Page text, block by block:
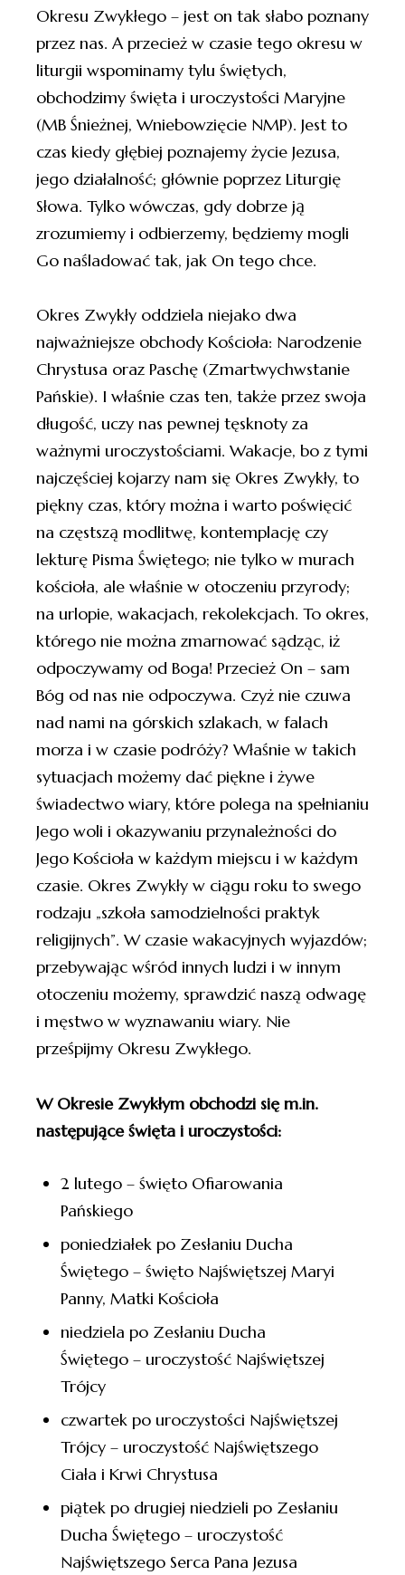
Okresu Zwykłego – jest on tak słabo poznany
przez nas. A przecież w czasie tego okresu w
liturgii wspominamy tylu świętych,
obchodzimy święta i uroczystości Maryjne
(MB Śnieżnej, Wniebowzięcie NMP). Jest to
czas kiedy głębiej poznajemy życie Jezusa,
jego działalność; głównie poprzez Liturgię
Słowa. Tylko wówczas, gdy dobrze ją
zrozumiemy i odbierzemy, będziemy mogli
Go naśladować tak, jak On tego chce.
Okres Zwykły oddziela niejako dwa
najważniejsze obchody Kościoła: Narodzenie
Chrystusa oraz Paschę (Zmartwychwstanie
Pańskie). I właśnie czas ten, także przez swoja
długość, uczy nas pewnej tęsknoty za
ważnymi uroczystościami. Wakacje, bo z tymi
najczęściej kojarzy nam się Okres Zwykły, to
piękny czas, który można i warto poświęcić
na częstszą modlitwę, kontemplację czy
lekturę Pisma Świętego; nie tylko w murach
kościoła, ale właśnie w otoczeniu przyrody;
na urlopie, wakacjach, rekolekcjach. To okres,
którego nie można zmarnować sądząc, iż
odpoczywamy od Boga! Przecież On – sam
Bóg od nas nie odpoczywa. Czyż nie czuwa
nad nami na górskich szlakach, w falach
morza i w czasie podróży? Właśnie w takich
sytuacjach możemy dać piękne i żywe
świadectwo wiary, które polega na spełnianiu
Jego woli i okazywaniu przynależności do
Jego Kościoła w każdym miejscu i w każdym
czasie. Okres Zwykły w ciągu roku to swego
rodzaju „szkoła samodzielności praktyk
religijnych”. W czasie wakacyjnych wyjazdów;
przebywając wśród innych ludzi i w innym
otoczeniu możemy, sprawdzić naszą odwagę
i męstwo w wyznawaniu wiary. Nie
prześpijmy Okresu Zwykłego.
W Okresie Zwykłym obchodzi się m.in.
następujące święta i uroczystości:
2 lutego – święto Ofiarowania
Pańskiego
poniedziałek po Zesłaniu Ducha
Świętego – święto Najświętszej Maryi
Panny, Matki Kościoła
niedziela po Zesłaniu Ducha
Świętego – uroczystość Najświętszej
Trójcy
czwartek po uroczystości Najświętszej
Trójcy – uroczystość Najświętszego
Ciała i Krwi Chrystusa
piątek po drugiej niedzieli po Zesłaniu
Ducha Świętego – uroczystość
Najświętszego Serca Pana Jezusa